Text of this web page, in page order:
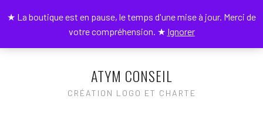
0
ATYM CONSEIL
CRÉATION LOGO ET CHARTE
★ La boutique est en pause, le temps d'une mise à jour. Merci de
votre compréhension. ★ Ignorer